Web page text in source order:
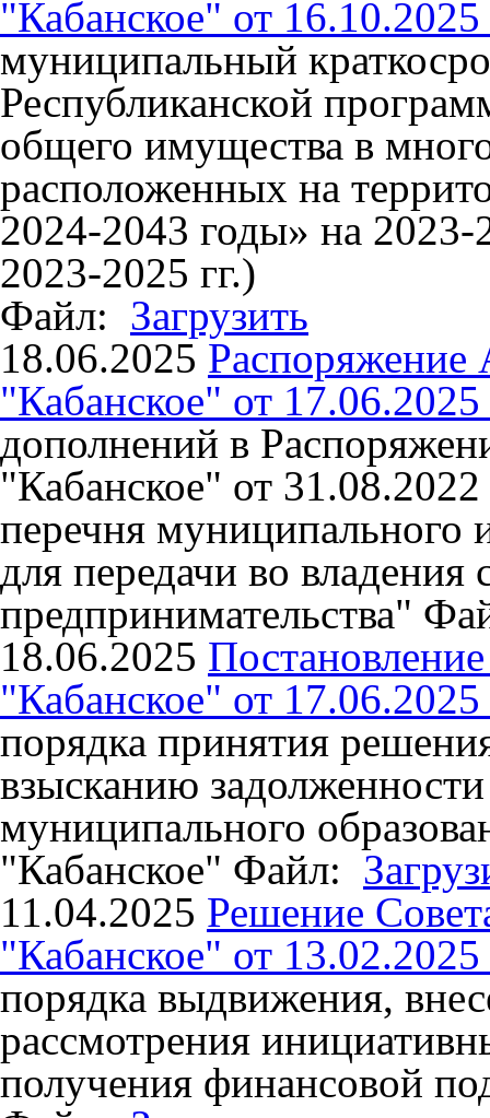
"Кабанское" от
муниципальный
Республиканской
общего имущества в
расположенных на
2024-2043 годы» на 2023-
2023-2025 гг.)
Файл: Загрузить
18.06.2025
"Кабанское" от
дополнений в
"Кабанское" от
перечня муниципального
для передачи во владения
предпринимательства"
18.06.2025
"Кабанское" от
порядка принятия
взысканию
муниципального
"Кабанское" Файл:
11.04.2025 Решение
"Кабанское" от
порядка выдвижения,
рассмотрения
получения финансовой